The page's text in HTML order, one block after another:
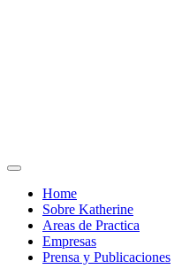
Home
Sobre Katherine
Areas de Practica
Empresas
Prensa y Publicaciones